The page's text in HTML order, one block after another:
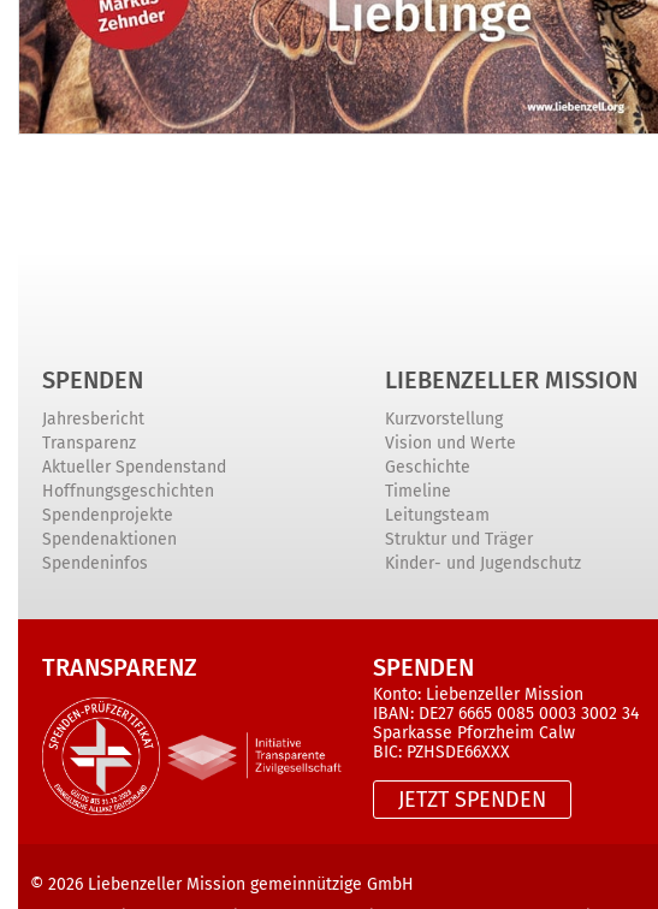
SPENDEN
Jahresbericht
Transparenz
Aktueller Spendenstand
Hoffnungsgeschichten
Spendenprojekte
Spendenaktionen
Spendeninfos
LIEBENZELLER MISSION
Kurzvorstellung
Vision und Werte
Geschichte
Timeline
Leitungsteam
Struktur und Träger
Kinder- und Jugendschutz
TRANSPARENZ SPENDEN
Konto: Liebenzeller Mission
IBAN: DE27 6665 0085 0003 3002 34
Sparkasse Pforzheim Calw
BIC: PZHSDE66XXX
JETZT SPENDEN
© 2026 Liebenzeller Mission gemeinnützige GmbH